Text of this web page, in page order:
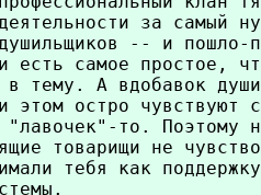
за самый
-- и пошло-
самое простое,
в тему. А вдобавок
этом остро чувствуют
"лавочек"-то. Поэтому
товарищи не
тебя как